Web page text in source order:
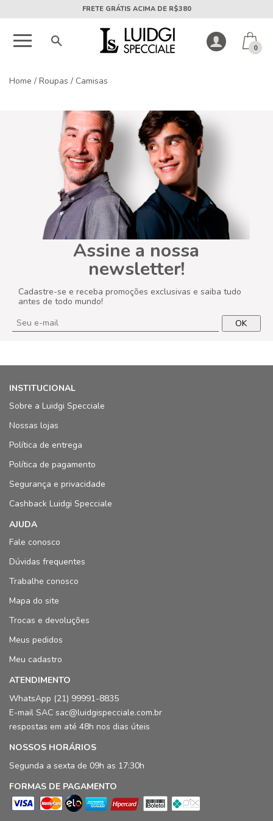
FRETE GRÁTIS ACIMA DE R$380
0
Home / Roupas / Camisas
Assine a nossa
newsletter!
Cadastre-se e receba promoções exclusivas e saiba tudo
antes de todo mundo!
OK
INSTITUCIONAL
Sobre a Luidgi Specciale
Nossas lojas
Política de entrega
Política de pagamento
Segurança e privacidade
Cashback Luidgi Specciale
AJUDA
Fale conosco
Dúvidas frequentes
Trabalhe conosco
Mapa do site
Trocas e devoluções
Meus pedidos
Meu cadastro
ATENDIMENTO
WhatsApp (21) 99991-8835
E-mail SAC sac@luidgispecciale.com.br
respostas em até 48h nos dias úteis
NOSSOS HORÁRIOS
Segunda a sexta de 09h as 17:30h
FORMAS DE PAGAMENTO